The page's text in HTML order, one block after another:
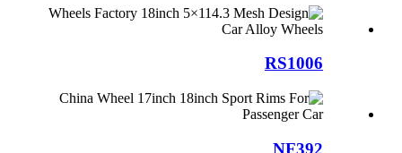
RS1006
NF392